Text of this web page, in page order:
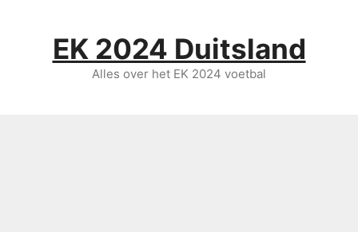
EK 2024 Duitsland
Alles over het EK 2024 voetbal